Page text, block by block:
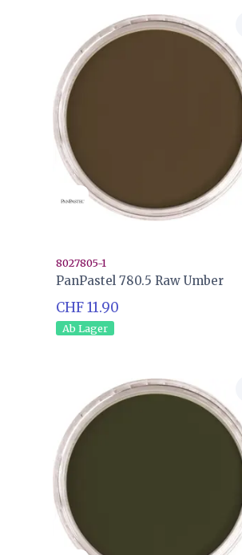
8027805-1
PanPastel 780.5 Raw Umber
CHF 11.90
Ab Lager